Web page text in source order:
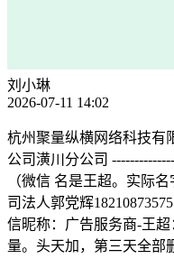
刘小琳
2026-07-11 14:02
杭州聚量纵横网络科技有
公司潢川分公司
（微信 名是王超。实际
司法人郭党辉
信昵称：广告服务商-王超
量。头天加，第三天全部